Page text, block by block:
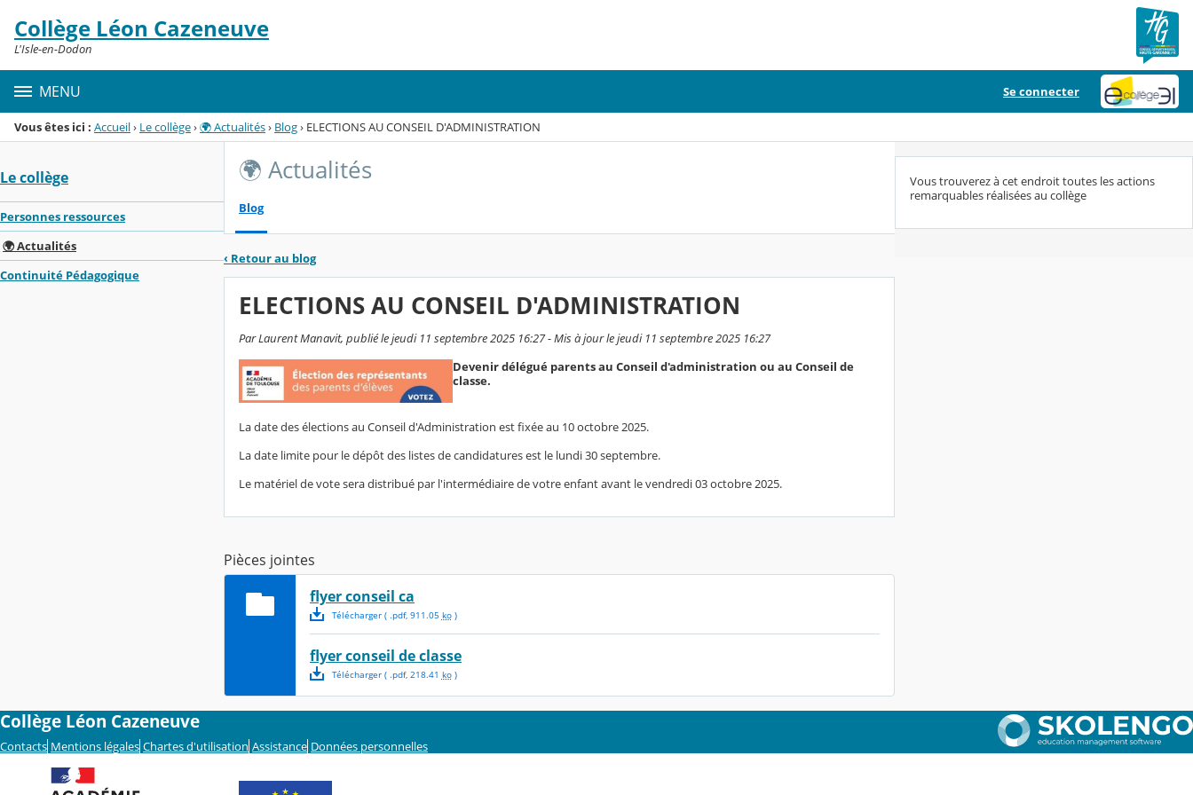
Menu de la rubrique
Contenu
Collège Léon Cazeneuve
L'Isle-en-Dodon
MENU Se connecter
Vous êtes ici : Accueil› Le collège›🌍 Actualités› Blog› ELECTIONS AU CONSEIL D'ADMINISTRATION
Le collège
Personnes ressources
🌍 Actualités
Continuité Pédagogique
🌍 Actualités
Blog
‹ Retour au blog
ELECTIONS AU CONSEIL D'ADMINISTRATION
Par Laurent Manavit, publié le jeudi 11 septembre 2025 16:27 - Mis à jour le jeudi 11 septembre 2025 16:27
Devenir délégué parents au Conseil d'administration ou au Conseil de
classe.
La date des élections au Conseil d'Administration est fixée au 10 octobre 2025.
La date limite pour le dépôt des listes de candidatures est le lundi 30 septembre.
Le matériel de vote sera distribué par l'intermédiaire de votre enfant avant le vendredi 03 octobre 2025.
Pièces jointes
flyer conseil ca
Télécharger( .pdf, 911.05 ko)
flyer conseil de classe
Télécharger( .pdf, 218.41 ko)
Vous trouverez à cet endroit toutes les actions
remarquables réalisées au collège
Collège Léon Cazeneuve
Contacts Mentions légales Chartes d'utilisation Assistance Données personnelles